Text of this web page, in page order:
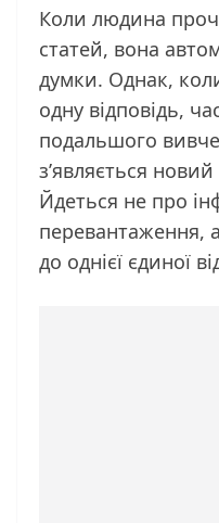
Коли людина
статей, вона
думки. Однак,
одну відповідь,
подальшого
з’являється
Йдеться не про
перевантаження,
до однієї єдиної